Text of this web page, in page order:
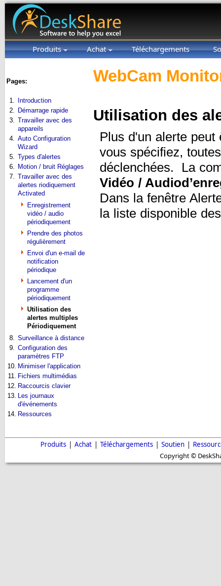
Produits Achat Téléchargements
Pages:
1.
Introduction
2. Démarrage rapide
3. Travailler avec des
appareils
4. Auto Configuration
Wizard
5. Types d'alertes
6. Motion / bruit Réglages
7. Travailler avec des
alertes riodiquement
Activated
Enregistrement
vidéo / audio
périodiquement
Prendre des photos
régulièrement
Envoi d'un e-mail de
notification
périodique
Lancement d'un
programme
périodiquement
Utilisation des
alertes multiples
Périodiquement
8. Surveillance à distance
9. Configuration des
paramètres FTP
10. Minimiser l'application
11. Fichiers multimédias
12. Raccourcis clavier
13. Les journaux
d'événements
14. Ressources
WebCam
Utilisation des
Plus d'un alerte
vous spécifiez,
déclenchées. La
Vidéo / Audio
Dans la fenêtre
la liste disponible
Produits | Achat | Téléchargements | Soutien |
Copyright ©